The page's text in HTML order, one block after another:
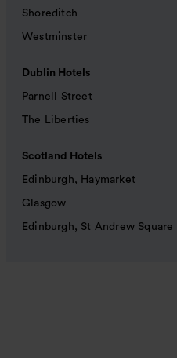
Shoreditch
Westminster
Dublin Hotels
Parnell Street
The Liberties
Scotland Hotels
Edinburgh, Haymarket
Glasgow
Edinburgh, St Andrew Square